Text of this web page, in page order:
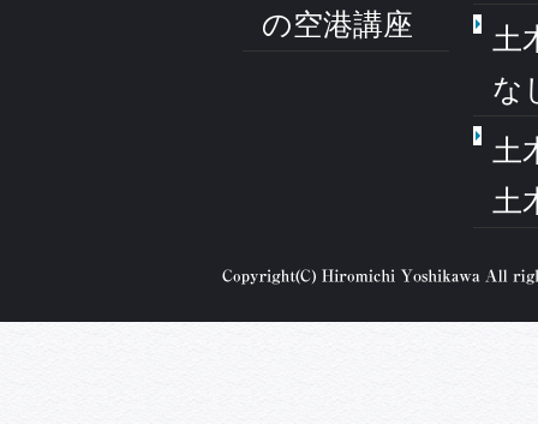
の空港講座
土
な
土
土